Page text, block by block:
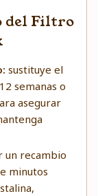
del Filtro
sustituye el
semanas o
asegurar
un recambio
minutos